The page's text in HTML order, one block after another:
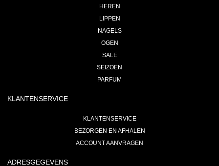
HEREN
LIPPEN
NAGELS
OGEN
SALE
SEIZOEN
PARFUM
KLANTENSERVICE
KLANTENSERVICE
BEZORGEN EN AFHALEN
ACCOUNT AANVRAGEN
ADRESGEGEVENS